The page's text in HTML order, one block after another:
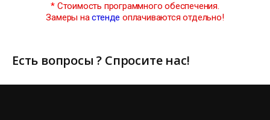
* Стоимость программного обеспечения.
Замеры настенде оплачиваются отдельно!
Есть вопросы ? Спросите нас!